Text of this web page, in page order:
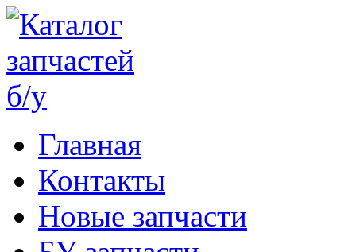
Главная
Контакты
Новые запчасти